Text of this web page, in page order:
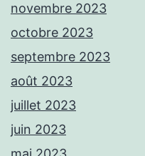
novembre 2023
octobre 2023
septembre 2023
août 2023
juillet 2023
juin 2023